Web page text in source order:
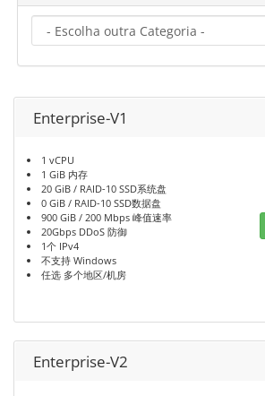
Enterprise-V1
1 vCPU
1 GiB 内存
20 GiB / RAID-10 SSD系统盘
0 GiB / RAID-10 SSD数据盘
900 GiB / 200 Mbps 峰值速率
20Gbps DDoS 防御
1个 IPv4
不支持 Windows
任选 多个地区/机房
Enterprise-V2